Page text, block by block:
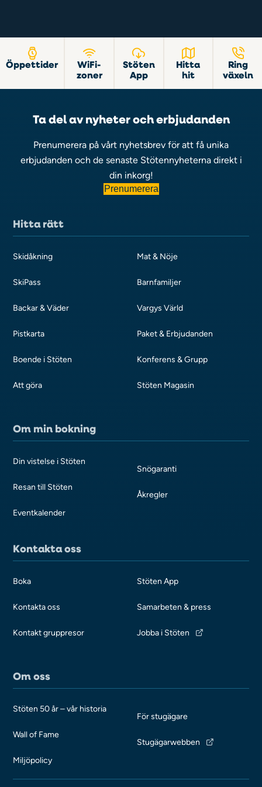
Öppettider
WiFi-
zoner
Stöten
App
Hitta
hit
Ring
växeln
Ta del av nyheter och erbjudanden
Prenumerera på vårt nyhetsbrev för att få unika
erbjudanden och de senaste Stötennyheterna direkt i
din inkorg!
Prenumerera
Hitta rätt
Skidåkning
SkiPass
Backar & Väder
Pistkarta
Boende i Stöten
Att göra
Mat & Nöje
Barnfamiljer
Vargys Värld
Paket & Erbjudanden
Konferens & Grupp
Stöten Magasin
Om min bokning
Din vistelse i Stöten
Resan till Stöten
Eventkalender
Snögaranti
Åkregler
Kontakta oss
Boka
Kontakta oss
Kontakt gruppresor
Stöten App
Samarbeten & press
Jobba i Stöten
Om oss
Stöten 50 år – vår historia
Wall of Fame
Miljöpolicy
För stugägare
Stugägarwebben